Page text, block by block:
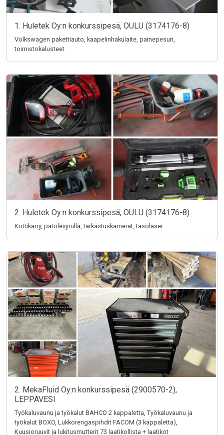
1. Huletek Oy:n konkurssipesä, OULU (3174176-8)
Volkswagen pakettiauto, kaapelinhakulaite, painepesuri,
toimistokalusteet
2. Huletek Oy:n konkurssipesä, OULU (3174176-8)
Kottikärry, patolevyrulla, tarkastuskamerat, tasolaser
2. MekaFluid Oy:n konkurssipesä (2900570-2),
LEPPÄVESI
Työkaluvaunu ja työkalut BAHCO 2 kappaletta, Työkaluvaunu ja
työkalut BOXO, Lukkorengaspihdit FACOM (3 kappaletta),
Kuusioruuvit ja lukitusmutterit 73 laatikollista + laatikot